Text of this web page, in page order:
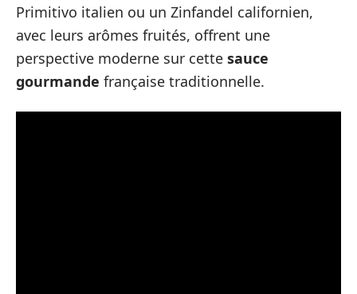
Primitivo italien ou un Zinfandel californien,
avec leurs arômes fruités, offrent une
perspective moderne sur cette sauce
gourmande française traditionnelle.